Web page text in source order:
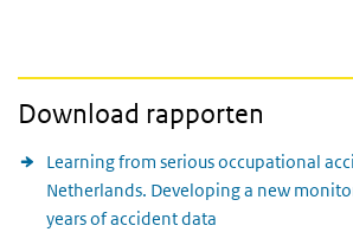
Download rapporten
Learning from serious occupational
Netherlands. Developing a new
years of accident data